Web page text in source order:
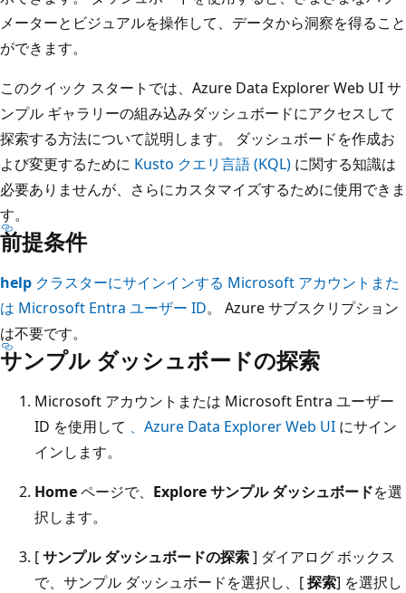
メーターとビジュアルを操作して、データから洞察を得ること
ができます。
このクイック スタートでは、Azure Data Explorer Web UI サ
ンプル ギャラリーの組み込みダッシュボードにアクセスして
探索する方法について説明します。 ダッシュボードを作成お
よび変更するために Kusto クエリ言語 (KQL) に関する知識は
必要ありませんが、さらにカスタマイズするために使用できま
す。
前提条件
help クラスターにサインインする Microsoft アカウントまた
は Microsoft Entra ユーザー ID。 Azure サブスクリプション
は不要です。
サンプル ダッシュボードの探索
Microsoft アカウントまたは Microsoft Entra ユーザー
ID を使用して 、Azure Data Explorer Web UI にサイン
インします。
Homeページで、 Explore サンプル ダッシュボードを選
択します。
[サンプル ダッシュボードの探索] ダイアログ ボックス
で、サンプル ダッシュボードを選択し、[探索] を選択し